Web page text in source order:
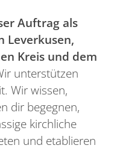
Auftrag als
Leverkusen,
Kreis und dem
unterstützen
Wir wissen,
dir begegnen,
kirchliche
und etablieren